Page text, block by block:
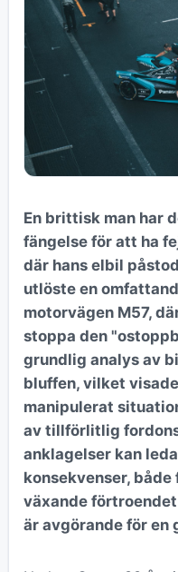
En brittisk man har
fängelse för att ha
där hans elbil
utlöste en
motorvägen M57,
stoppa den
grundlig analys av
bluffen, vilket
manipulerat
av tillförlitlig
anklagelser kan
konsekvenser,
växande
är avgörande för en